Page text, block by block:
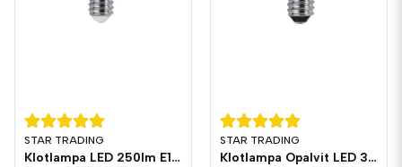
STAR TRADING
Klotlampa LED 250lm E14 2700K Dim
STAR TRADING
Klotlampa Opalvit LED 380lm E14 2700K 3-stegs dimming